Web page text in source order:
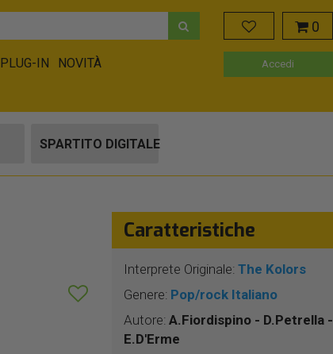
PLUG-IN
NOVITÀ
0
Accedi
SPARTITO DIGITALE
Caratteristiche
Interprete Originale: The Kolors
Genere: Pop/rock Italiano
Autore: A.Fiordispino - D.Petrella -
E.D'Erme